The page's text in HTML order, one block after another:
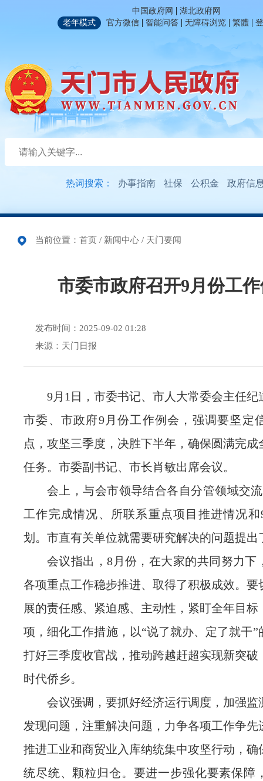
中国政府网 | 湖北政府网
老年模式
官方微信 | 智能问答 | 无障碍浏览 | 繁體 |
热词搜索： 办事指南 社保 公积金 政府信
当前位置： 首页 / 新闻中心 / 天门要闻
市委市政府召开9月份工
发布时间：2025-09-02 01:28
来源：天门日报
9月1日，市委书记、市人大常委会主任纪
市委、市政府9月份工作例会，强调要坚定
点，攻坚三季度，决胜下半年，确保圆满完成
任务。市委副书记、市长肖敏出席会议。
会上，与会市领导结合各自分管领域交
工作完成情况、所联系重点项目推进情况
划。市直有关单位就需要研究解决的问题提出
会议指出，8月份，在大家的共同努力下
各项重点工作稳步推进、取得了积极成效。要
展的责任感、紧迫感、主动性，紧盯全年目标
项，细化工作措施，以“说了就办、定了就干”
打好三季度收官战，推动跨越赶超实现新突破
时代侨乡。
会议强调，要抓好经济运行调度，加强监
发现问题，注重解决问题，力争各项工作争先
推进工业和商贸业入库纳统集中攻坚行动，确
统尽统、颗粒归仓。要进一步强化要素保障